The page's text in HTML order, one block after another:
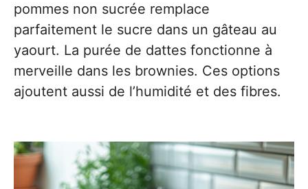
pommes non sucrée remplace
parfaitement le sucre dans un gâteau au
yaourt. La purée de dattes fonctionne à
merveille dans les brownies. Ces options
ajoutent aussi de l’humidité et des fibres.